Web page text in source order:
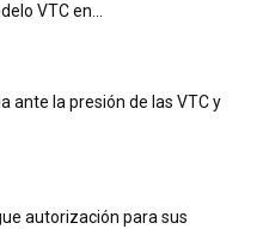
VTC en...
ante la presión de las VTC y
autorización para sus